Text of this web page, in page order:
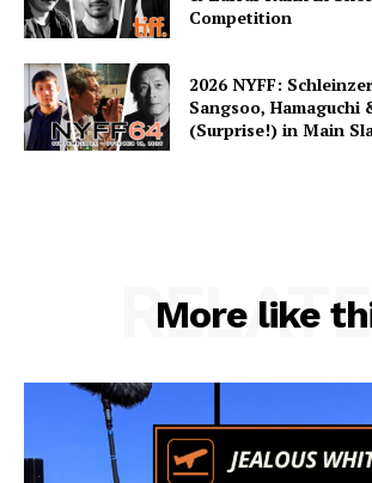
Competition
2026 NYFF:
Sangsoo,
(Surprise!) in Main
More like